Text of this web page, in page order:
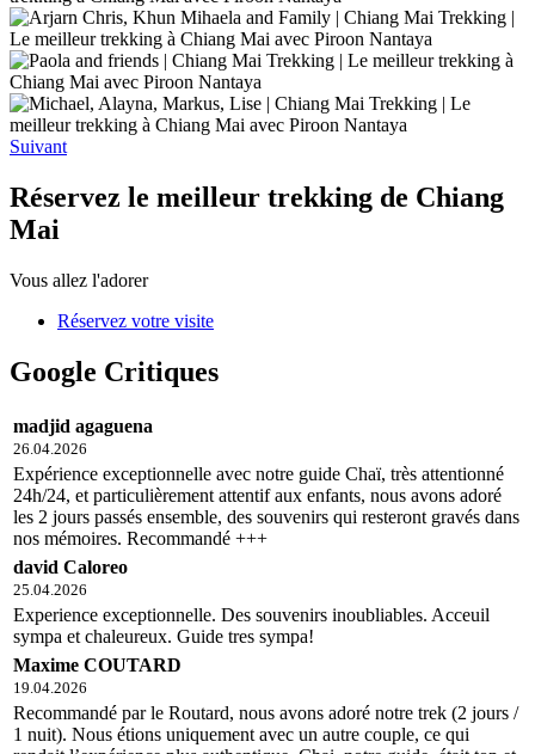
Suivant
Réservez le meilleur trekking de Chiang
Mai
Vous allez l'adorer
Réservez votre visite
Google Critiques
madjid agaguena
26.04.2026
Expérience exceptionnelle avec notre guide Chaï, très attentionné
24h/24, et particulièrement attentif aux enfants, nous avons adoré
les 2 jours passés ensemble, des souvenirs qui resteront gravés dans
nos mémoires. Recommandé +++
david Caloreo
25.04.2026
Experience exceptionnelle. Des souvenirs inoubliables. Acceuil
sympa et chaleureux. Guide tres sympa!
Maxime COUTARD
19.04.2026
Recommandé par le Routard, nous avons adoré notre trek (2 jours /
1 nuit). Nous étions uniquement avec un autre couple, ce qui